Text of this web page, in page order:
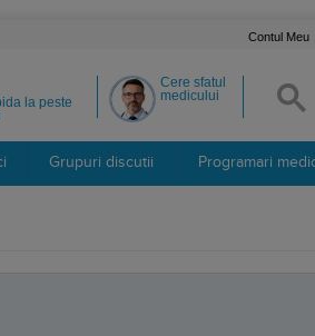
Contul Meu
Cere sfatul
medicului
la peste
Grupuri discutii Programari